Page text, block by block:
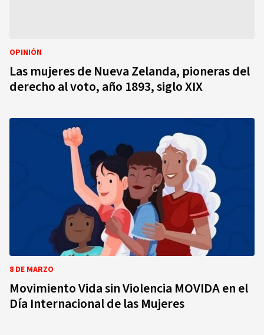
OPINIÓN
Las mujeres de Nueva Zelanda, pioneras del
derecho al voto, año 1893, siglo XIX
8 DE MARZO
Movimiento Vida sin Violencia MOVIDA en el
Día Internacional de las Mujeres